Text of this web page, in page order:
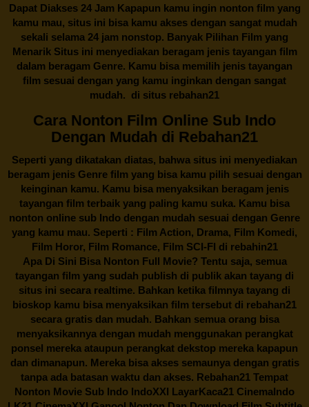
Dapat Diakses 24 Jam Kapapun kamu ingin nonton film yang
kamu mau, situs ini bisa kamu akses dengan sangat mudah
sekali selama 24 jam nonstop. Banyak Pilihan Film yang
Menarik Situs ini menyediakan beragam jenis tayangan film
dalam beragam Genre. Kamu bisa memilih jenis tayangan
film sesuai dengan yang kamu inginkan dengan sangat
mudah. di situs rebahan21
Cara Nonton Film Online Sub Indo
Dengan Mudah di Rebahan21
Seperti yang dikatakan diatas, bahwa situs ini menyediakan
beragam jenis Genre film yang bisa kamu pilih sesuai dengan
keinginan kamu. Kamu bisa menyaksikan beragam jenis
tayangan film terbaik yang paling kamu suka. Kamu bisa
nonton online sub Indo dengan mudah sesuai dengan Genre
yang kamu mau. Seperti : Film Action, Drama, Film Komedi,
Film Horor, Film Romance, Film SCI-FI di rebahin21
Apa Di Sini Bisa Nonton Full Movie? Tentu saja, semua
tayangan film yang sudah publish di publik akan tayang di
situs ini secara realtime. Bahkan ketika filmnya tayang di
bioskop kamu bisa menyaksikan film tersebut di rebahan21
secara gratis dan mudah. Bahkan semua orang bisa
menyaksikannya dengan mudah menggunakan perangkat
ponsel mereka ataupun perangkat dekstop mereka kapapun
dan dimanapun. Mereka bisa akses semaunya dengan gratis
tanpa ada batasan waktu dan akses. Rebahan21 Tempat
Nonton Movie Sub Indo IndoXXI LayarKaca21 CinemaIndo